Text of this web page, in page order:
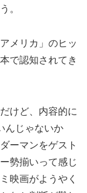
。
メリカ」のヒッ
で認知されてき
けど、内容的に
んじゃないか
ーマンをゲスト
勢揃いって感じ
映画がようやく